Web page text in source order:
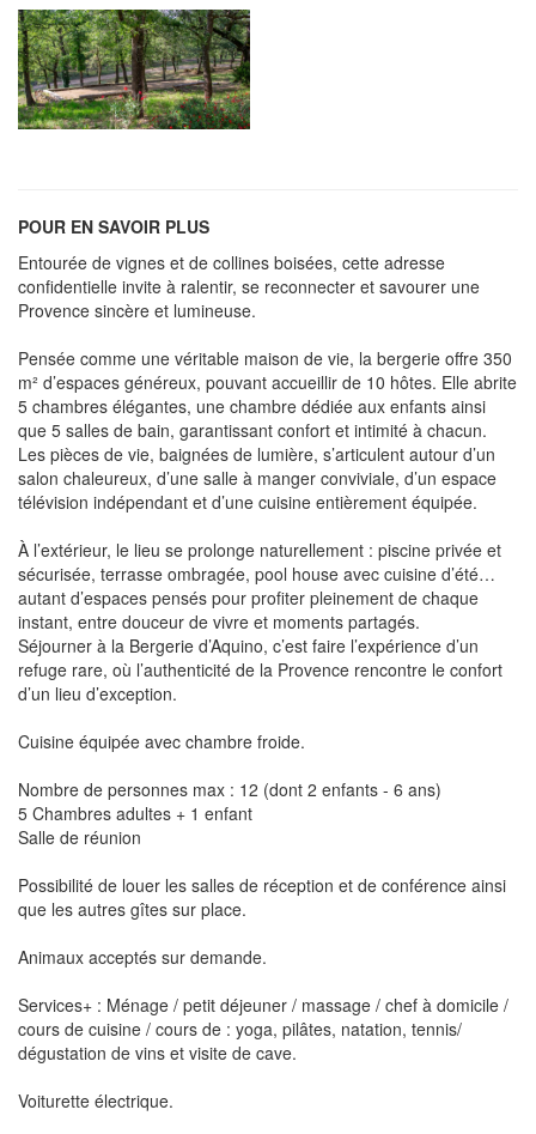
POUR EN SAVOIR PLUS
Entourée de vignes et de collines boisées, cette adresse
confidentielle invite à ralentir, se reconnecter et savourer une
Provence sincère et lumineuse.
Pensée comme une véritable maison de vie, la bergerie offre 350
m² d’espaces généreux, pouvant accueillir de 10 hôtes. Elle abrite
5 chambres élégantes, une chambre dédiée aux enfants ainsi
que 5 salles de bain, garantissant confort et intimité à chacun.
Les pièces de vie, baignées de lumière, s’articulent autour d’un
salon chaleureux, d’une salle à manger conviviale, d’un espace
télévision indépendant et d’une cuisine entièrement équipée.
À l’extérieur, le lieu se prolonge naturellement : piscine privée et
sécurisée, terrasse ombragée, pool house avec cuisine d’été…
autant d’espaces pensés pour profiter pleinement de chaque
instant, entre douceur de vivre et moments partagés.
Séjourner à la Bergerie d’Aquino, c’est faire l’expérience d’un
refuge rare, où l’authenticité de la Provence rencontre le confort
d’un lieu d’exception.
Cuisine équipée avec chambre froide.
Nombre de personnes max : 12 (dont 2 enfants - 6 ans)
5 Chambres adultes + 1 enfant
Salle de réunion
Possibilité de louer les salles de réception et de conférence ainsi
que les autres gîtes sur place.
Animaux acceptés sur demande.
Services+ : Ménage / petit déjeuner / massage / chef à domicile /
cours de cuisine / cours de : yoga, pilâtes, natation, tennis/
dégustation de vins et visite de cave.
Voiturette électrique.